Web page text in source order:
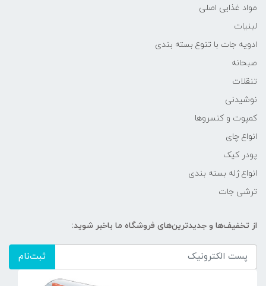
مواد غذایی اصلی
لبنیات
ادویه جات با تنوع بسته بندی
صبحانه
تنقلات
نوشیدنی
کمپوت و کنسروها
انواع چای
پودر کیک
انواع ژله بسته بندی
ترشی جات
از تخفیف‌ها و جدیدترین‌های فروشگاه ما باخبر شوید:
ثبت‌نام